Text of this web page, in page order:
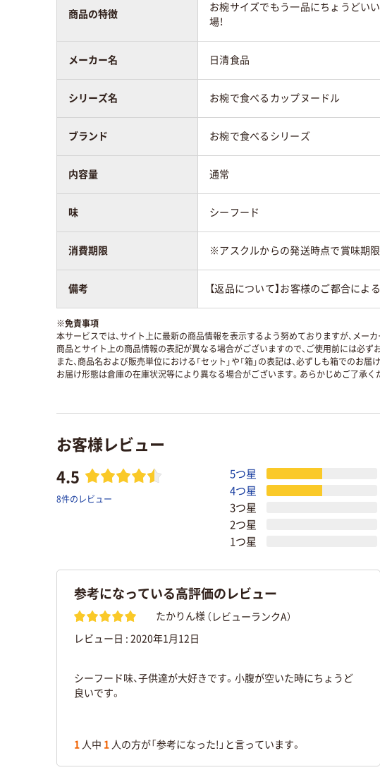
商品の特徴
お椀サイズでもう一品にちょうどい
場！
メーカー名 日清食品
シリーズ名 お椀で食べるカップヌードル
ブランド お椀で食べるシリーズ
内容量 通常
味 シーフード
消費期限 ※アスクルからの発送時点で賞味期
備考 【返品について】お客様のご都合によ
※免責事項
本サービスでは、サイト上に最新の商品情報を表示するよう努めておりますが、メーカ
商品とサイト上の商品情報の表記が異なる場合がございますので、ご使用前には必
また、商品名および販売単位における「セット」や「箱」の表記は、必ずしも箱でのお
お届け形態は倉庫の在庫状況等により異なる場合がございます。あらかじめご了承く
お客様レビュー
4.5
8件のレビュー
5つ星
4つ星
3つ星
2つ星
1つ星
参考になっている高評価のレビュー
たかりん様 （レビューランクA）
レビュー日 : 2020年1月12日
シーフード味、子供達が大好きです。小腹が空いた時にちょうど
良いです。
1 人中 1 人の方が「参考になった!」と言っています。